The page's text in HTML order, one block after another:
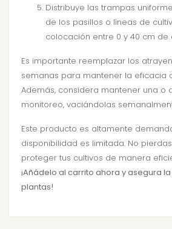
Distribuye las trampas
de los pasillos o líneas de
colocación entre 0 y 40 cm de
Es importante reemplazar los
semanas para mantener la eficacia
Además, considera mantener una o
monitoreo, vaciándolas
Este producto es altamente
disponibilidad es limitada. No
proteger tus cultivos de manera
¡Añádelo al carrito ahora y asegura
plantas!